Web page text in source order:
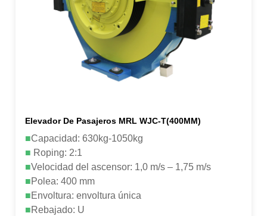
Elevador De Pasajeros MRL WJC-T(400MM)
■Capacidad: 630kg-1050kg
■ Roping: 2:1
■Velocidad del ascensor: 1,0 m/s – 1,75 m/s
■Polea: 400 mm
■Envoltura: envoltura única
■Rebajado: U